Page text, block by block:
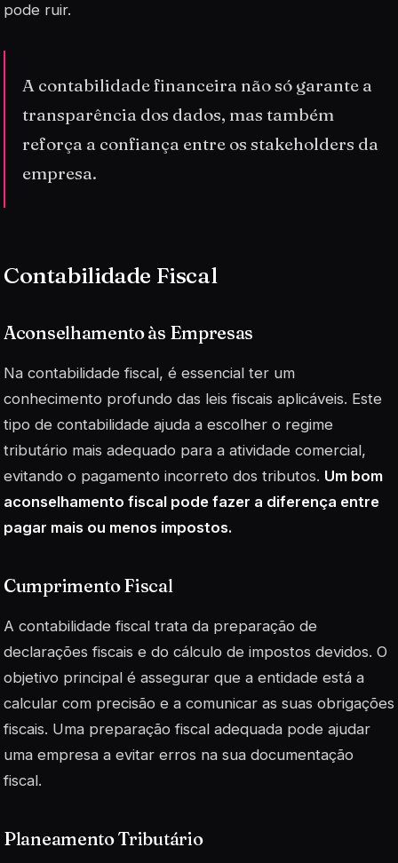
pode ruir.
A contabilidade financeira não só garante a
transparência dos dados, mas também
reforça a confiança entre os stakeholders da
empresa.
Contabilidade Fiscal
Aconselhamento às Empresas
Na contabilidade fiscal, é essencial ter um
conhecimento profundo das leis fiscais aplicáveis. Este
tipo de contabilidade ajuda a escolher o regime
tributário mais adequado para a atividade comercial,
evitando o pagamento incorreto dos tributos. Um bom
aconselhamento fiscal pode fazer a diferença entre
pagar mais ou menos impostos.
Cumprimento Fiscal
A contabilidade fiscal trata da preparação de
declarações fiscais e do cálculo de impostos devidos. O
objetivo principal é assegurar que a entidade está a
calcular com precisão e a comunicar as suas obrigações
fiscais. Uma preparação fiscal adequada pode ajudar
uma empresa a evitar erros na sua documentação
fiscal.
Planeamento Tributário